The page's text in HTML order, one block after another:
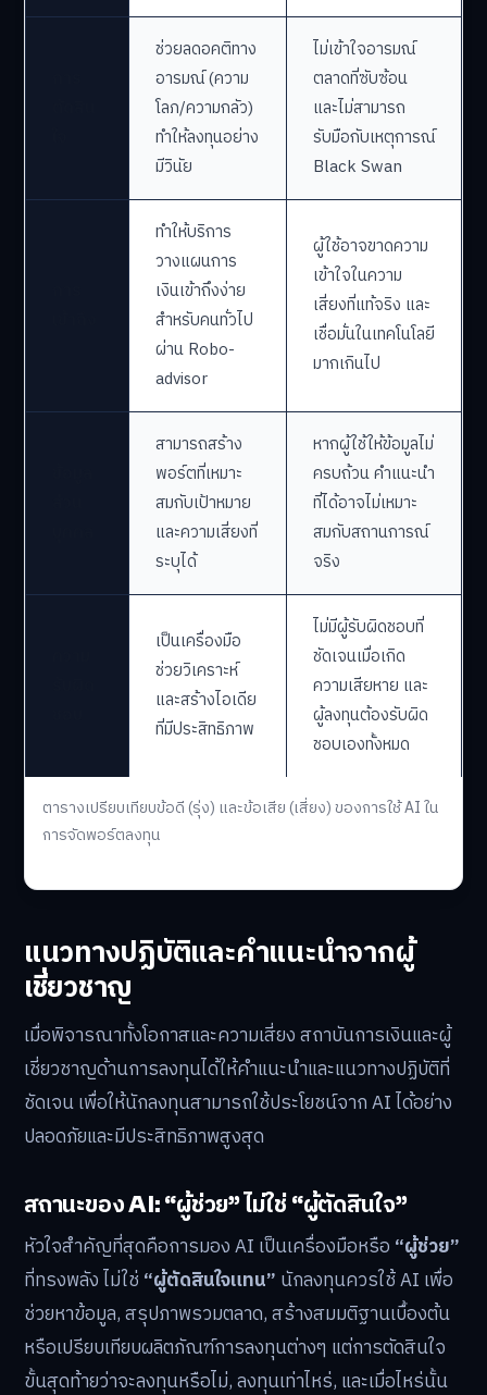
ตารางเปรียบเทียบข้อดี (รุ่ง) และข้อเสีย (เสี่ยง) ของการใช้ AI ใน
การจัดพอร์ตลงทุน
ช่วยลดอคติทาง
อารมณ์ (ความ
โลภ/ความกลัว)
ทำให้ลงทุนอย่าง
มีวินัย
ไม่เข้าใจอารมณ์
ตลาดที่ซับซ้อน
และไม่สามารถ
รับมือกับเหตุการณ์
Black Swan
ทำให้บริการ
วางแผนการ
เงินเข้าถึงง่าย
สำหรับคนทั่วไป
ผ่าน Robo-
advisor
ผู้ใช้อาจขาดความ
เข้าใจในความ
เสี่ยงที่แท้จริง และ
เชื่อมั่นในเทคโนโลยี
มากเกินไป
สามารถสร้าง
พอร์ตที่เหมาะ
สมกับเป้าหมาย
และความเสี่ยงที่
ระบุได้
หากผู้ใช้ให้ข้อมูลไม่
ครบถ้วน คำแนะนำ
ที่ได้อาจไม่เหมาะ
สมกับสถานการณ์
จริง
เป็นเครื่องมือ
ช่วยวิเคราะห์
และสร้างไอเดีย
ที่มีประสิทธิภาพ
ไม่มีผู้รับผิดชอบที่
ชัดเจนเมื่อเกิด
ความเสียหาย และ
ผู้ลงทุนต้องรับผิด
ชอบเองทั้งหมด
แนวทางปฏิบัติและคำแนะนำจากผู้
เชี่ยวชาญ
เมื่อพิจารณาทั้งโอกาสและความเสี่ยง สถาบันการเงินและผู้
เชี่ยวชาญด้านการลงทุนได้ให้คำแนะนำและแนวทางปฏิบัติที่
ชัดเจน เพื่อให้นักลงทุนสามารถใช้ประโยชน์จาก AI ได้อย่าง
ปลอดภัยและมีประสิทธิภาพสูงสุด
สถานะของ AI: “ผู้ช่วย” ไม่ใช่ “ผู้ตัดสินใจ”
หัวใจสำคัญที่สุดคือการมอง AI เป็นเครื่องมือหรือ “ผู้ช่วย”
ที่ทรงพลัง ไม่ใช่ “ผู้ตัดสินใจแทน” นักลงทุนควรใช้ AI เพื่อ
ช่วยหาข้อมูล, สรุปภาพรวมตลาด, สร้างสมมติฐานเบื้องต้น
หรือเปรียบเทียบผลิตภัณฑ์การลงทุนต่างๆ แต่การตัดสินใจ
ขั้นสุดท้ายว่าจะลงทุนหรือไม่, ลงทุนเท่าไหร่, และเมื่อไหร่นั้น